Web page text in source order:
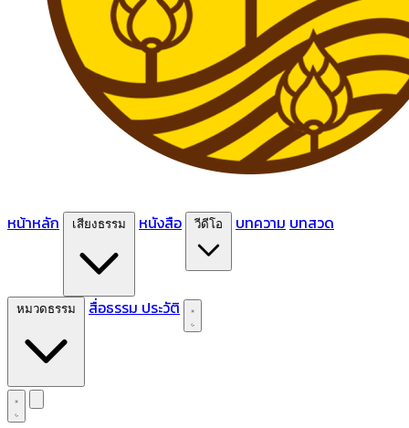
หน้าหลัก หนังสือ บทความ บทสวด
สื่อธรรม ประวัติ